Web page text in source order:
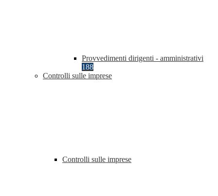
Provvedimenti dirigenti - amministrativi
188
Controlli sulle imprese
Controlli sulle imprese